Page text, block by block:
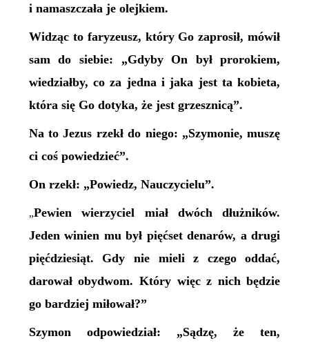
i namaszczała je olejkiem.
Widząc to faryzeusz, który Go zaprosił, mówił
sam do siebie: „Gdyby On był prorokiem,
wiedziałby, co za jedna i jaka jest ta kobieta,
która się Go dotyka, że jest grzesznicą”.
Na to Jezus rzekł do niego: „Szymonie, muszę
ci coś powiedzieć”.
On rzekł: „Powiedz, Nauczycielu”.
„Pewien wierzyciel miał dwóch dłużników.
Jeden winien mu był pięćset denarów, a drugi
pięćdziesiąt. Gdy nie mieli z czego oddać,
darował obydwom. Który więc z nich będzie
go bardziej miłował?”
Szymon odpowiedział: „Sądzę, że ten,